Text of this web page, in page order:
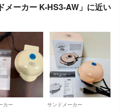
メーカー K-HS3-AW」に近い
カー サンドメーカー